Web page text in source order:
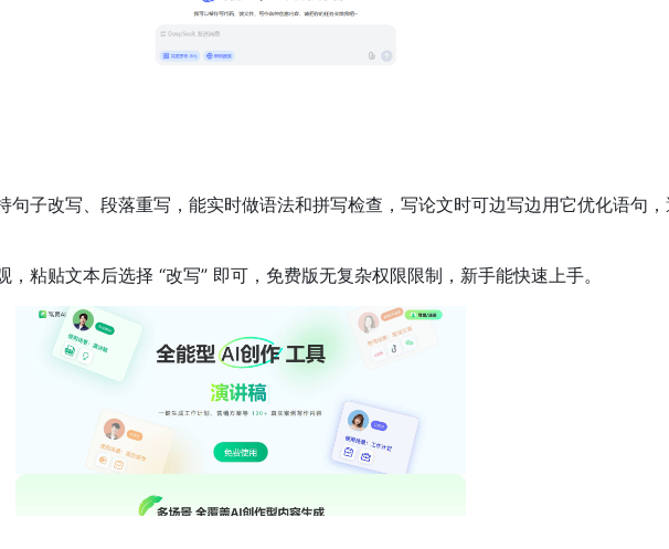
句子改写、段落重写，能实时做语法和拼写检查，写论文时可边写边用它优化语句
，粘贴文本后选择 “改写” 即可，免费版无复杂权限限制，新手能快速上手。